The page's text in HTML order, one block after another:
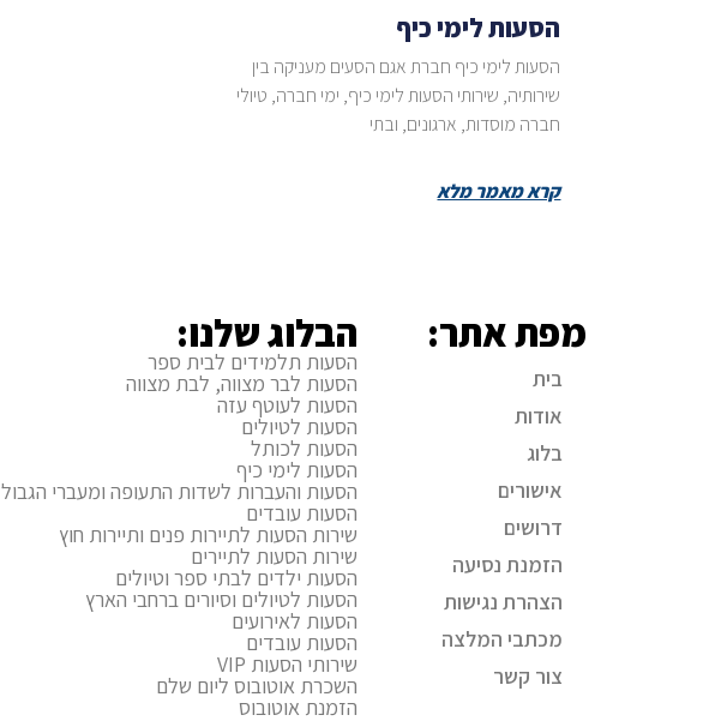
הסעות לימי כיף
הסעות לימי כיף חברת אגם הסעים מעניקה בין
שירותיה, שירותי הסעות לימי כיף, ימי חברה, טיולי
חברה מוסדות, ארגונים, ובתי
קרא מאמר מלא
מפת אתר:
בית
אודות
בלוג
אישורים
דרושים
הזמנת נסיעה
הצהרת נגישות
מכתבי המלצה
צור קשר
הבלוג שלנו:
הסעות תלמידים לבית ספר
הסעות לבר מצווה, לבת מצווה
הסעות לעוטף עזה
הסעות לטיולים
הסעות לכותל
הסעות לימי כיף
הסעות והעברות לשדות התעופה ומעברי הגבול
הסעות עובדים
שירות הסעות לתיירות פנים ותיירות חוץ
שירות הסעות לתיירים
הסעות ילדים לבתי ספר וטיולים
הסעות לטיולים וסיורים ברחבי הארץ
הסעות לאירועים
הסעות עובדים
שירותי הסעות VIP
השכרת אוטובוס ליום שלם
הזמנת אוטובוס